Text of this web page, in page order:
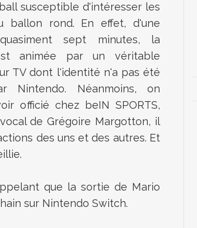
susceptible d'intéresser les
ballon rond. En effet, d'une
sept minutes, la
animée par un véritable
TV dont l'identité n'a pas été
Nintendo. Néanmoins, on
officié chez beIN SPORTS,
de Grégoire Margotton, il
des uns et des autres. Et
que la sortie de Mario
sur Nintendo Switch.